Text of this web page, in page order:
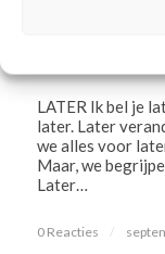
LATER Ik bel je
later. Later
we alles voor
Maar, we
Later…
0 Reacties /